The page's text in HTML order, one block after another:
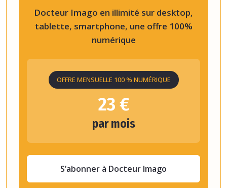
Docteur Imago en illimité sur desktop,
tablette, smartphone, une offre 100%
numérique
OFFRE MENSUELLE 100 % NUMÉRIQUE
23 €
par mois
S’abonner à Docteur Imago